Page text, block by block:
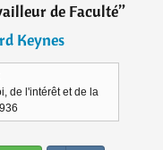
de Faculté”
Keynes
de l'intérêt et de la